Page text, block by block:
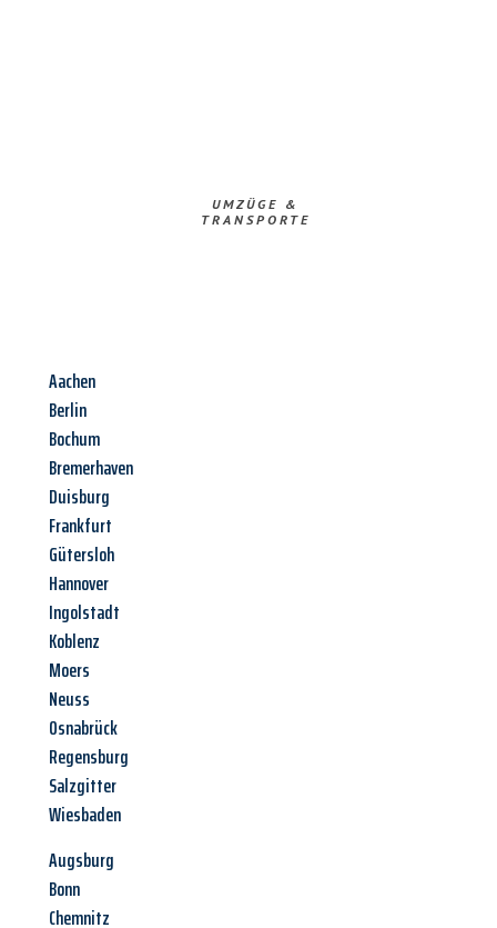
UMZÜGE &
TRANSPORTE
Aachen
Berlin
Bochum
Bremerhaven
Duisburg
Frankfurt
Gütersloh
Hannover
Ingolstadt
Koblenz
Moers
Neuss
Osnabrück
Regensburg
Salzgitter
Wiesbaden
Augsburg
Bonn
Chemnitz